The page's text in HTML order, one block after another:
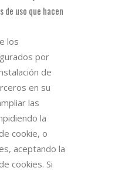
de uso que hacen
los
por
de
en su
las
la
cookie, o
aceptando la
cookies. Si